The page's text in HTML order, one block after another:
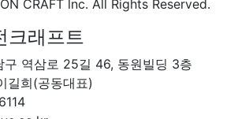
CRAFT lnc. All Rights Reserved.
크래프트
구 역삼로 25길 46, 동원빌딩 3층
길희(공동대표)